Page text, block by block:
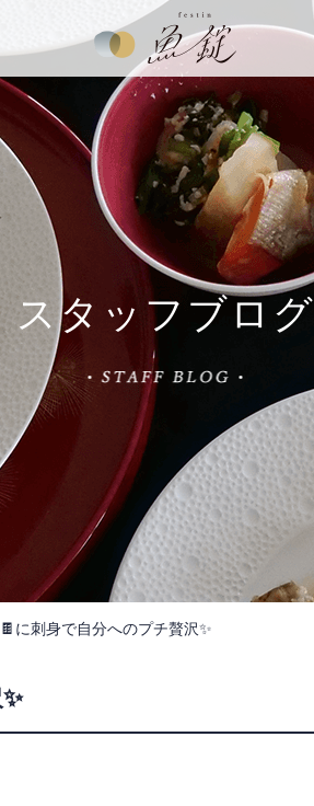
festin魚錠
スタッフブログ
に刺身で自分へのプチ贅沢✨